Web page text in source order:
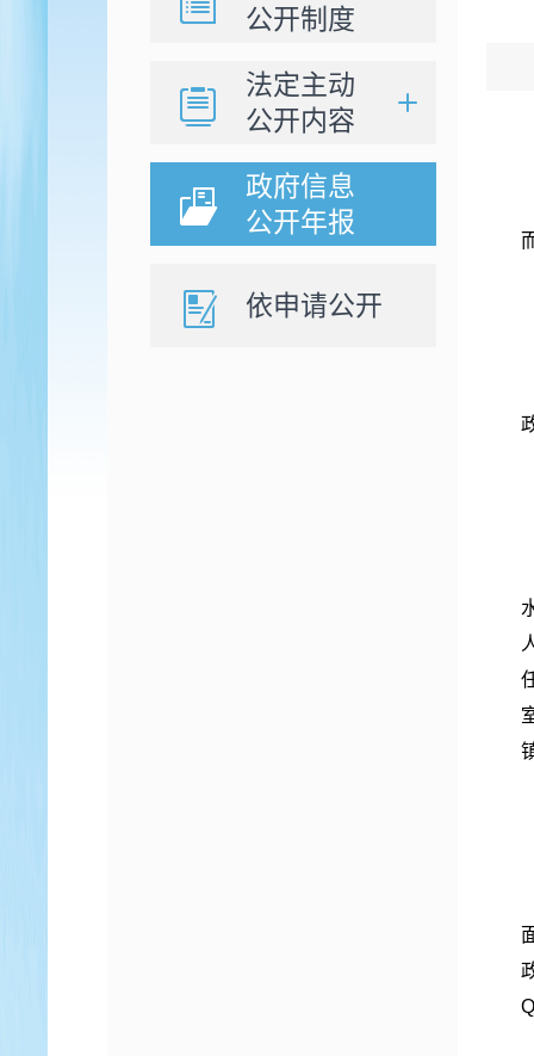
公开制度
法定主动
公开内容
政府信息
公开年报
依申请公开